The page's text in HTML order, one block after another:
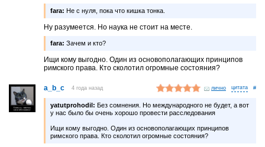
fara: Не с нуля, пока что кишка тонка.
Ну разумеется. Но наука не стоит на месте.
fara: Зачем и кто?
Ищи кому выгодно. Один из основополагающих принципов
римского права. Кто сколотил огромные состояния?
a_b_c 4 года назад лично #
yatutprohodil: Без сомнения. Но международного не будет, а вот
у нас было бы очень хорошо провести расследования
Ищи кому выгодно. Один из основополагающих принципов
римского права. Кто сколотил огромные состояния?